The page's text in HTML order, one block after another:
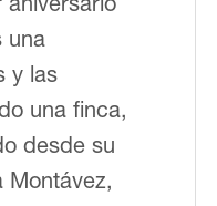
una
y las
una finca,
desde su
Montávez,